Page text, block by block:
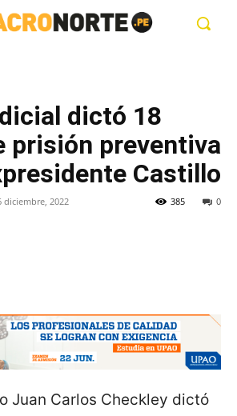
dictó 18
prisión preventiva
Castillo
diciembre, 2022 0
385
Juan Carlos Checkley dictó